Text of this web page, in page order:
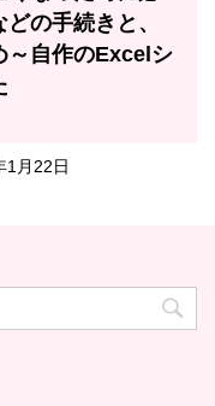
の手続きと、
～自作のExcelシ
1月22日